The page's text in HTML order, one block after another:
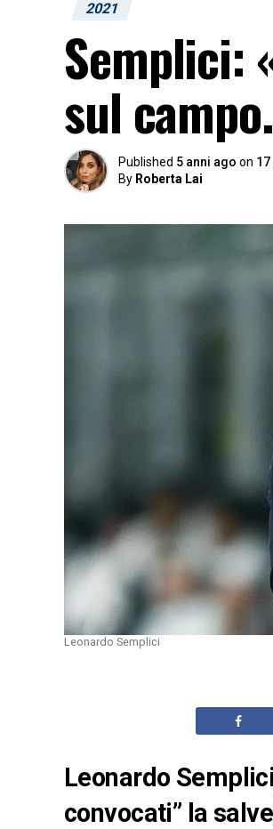
2021
Semplici:
sul
Published 5 anni ago on
By Roberta Lai
Leonardo Semplici
Leonardo
convocati” la